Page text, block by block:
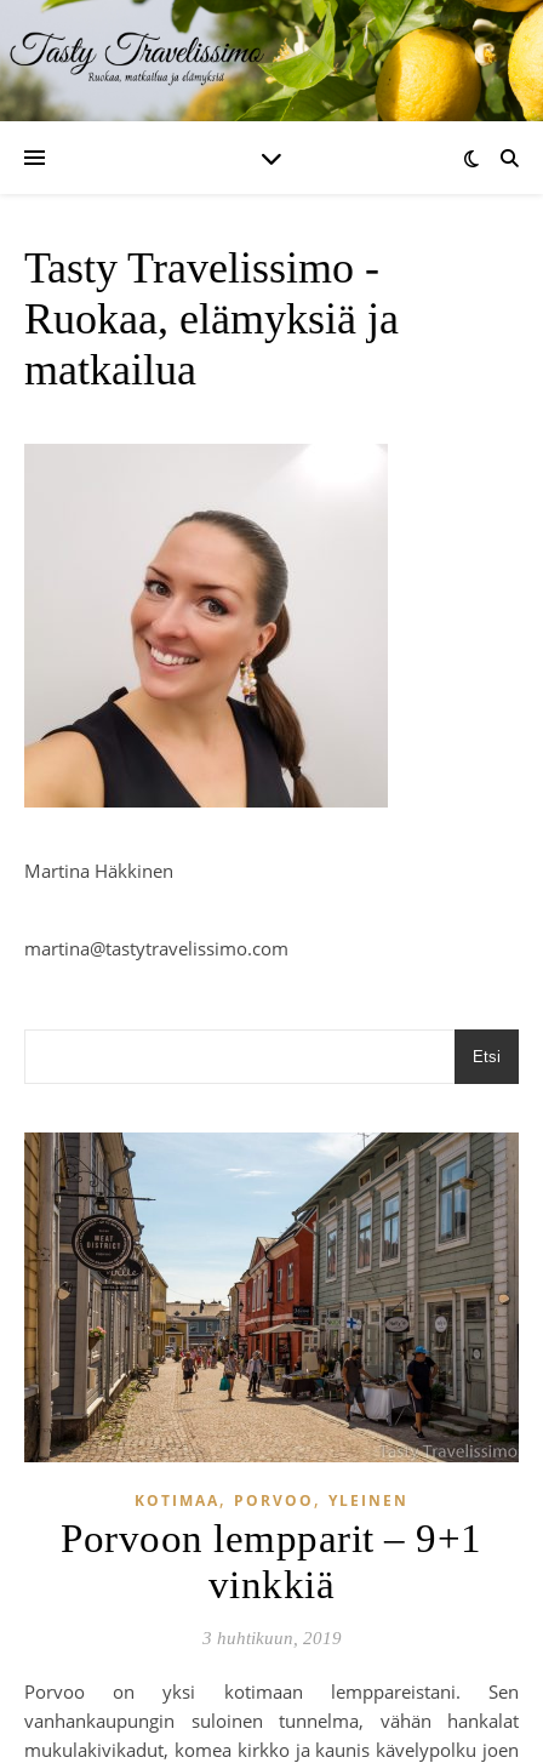
Tasty Travelissimo -
Ruokaa, elämyksiä ja
matkailua
Martina Häkkinen
martina@tastytravelissimo.com
Etsi
KOTIMAA, PORVOO , YLEINEN
Porvoon lempparit – 9+1
vinkkiä
3 huhtikuun, 2019
Porvoo on yksi kotimaan lemppareistani. Sen
vanhankaupungin suloinen tunnelma, vähän hankalat
mukulakivikadut, komea kirkko ja kaunis kävelypolku joen